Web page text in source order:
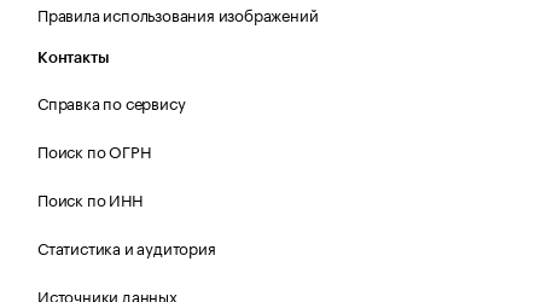
Правила использования изображений
Контакты
Справка по сервису
Поиск по ОГРН
Поиск по ИНН
Статистика и аудитория
Источники данных